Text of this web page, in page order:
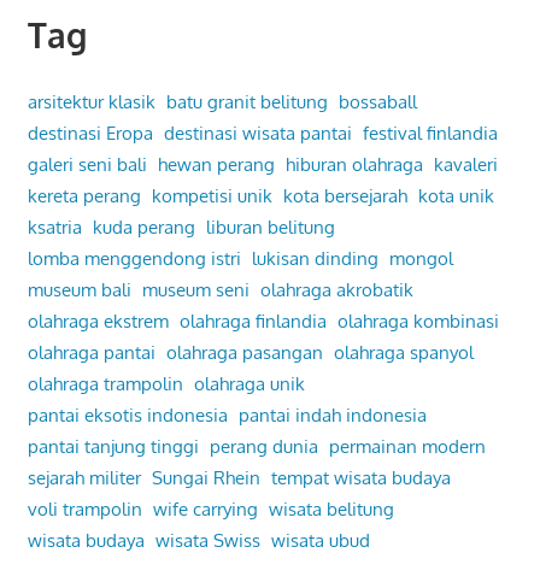
Tag
arsitektur klasik batu granit belitung bossaball
destinasi Eropa destinasi wisata pantai festival finlandia
galeri seni bali hewan perang hiburan olahraga kavaleri
kereta perang kompetisi unik kota bersejarah kota unik
ksatria kuda perang liburan belitung
lomba menggendong istri lukisan dinding mongol
museum bali museum seni olahraga akrobatik
olahraga ekstrem olahraga finlandia olahraga kombinasi
olahraga pantai olahraga pasangan olahraga spanyol
olahraga trampolin olahraga unik
pantai eksotis indonesia pantai indah indonesia
pantai tanjung tinggi perang dunia permainan modern
sejarah militer Sungai Rhein tempat wisata budaya
voli trampolin wife carrying wisata belitung
wisata budaya wisata Swiss wisata ubud